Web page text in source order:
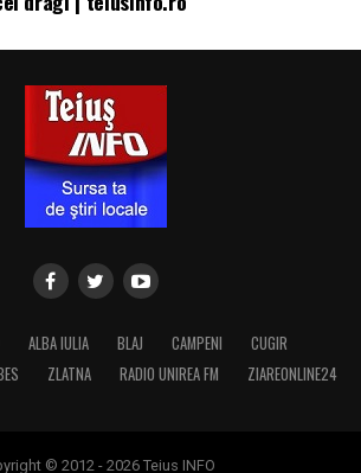
ALBA IULIA BLAJ CAMPENI
CUGIR
ZLATNA RADIO UNIREA FM ZIAREONLINE24
© 2012 - 2026 Teius INFO